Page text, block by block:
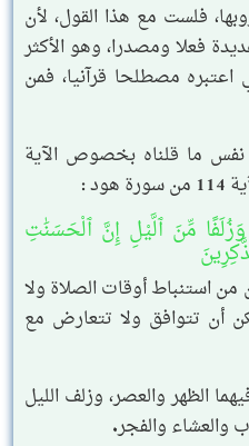
فلست مع هذا القول، لأن
فعلا ومصدرا، وهو الأكثر
مصطلحا قرآنيا، فمن
نفس ما قلناه بخصوص الآية
:
مِّنَ ٱلَّيْلِ إِنَّ ٱلْحَسَنَٰتِ
من استنباط أوقات الصلاة ولا
أن تتوافق ولا تتعارض مع
الظهر والعصر، وزلف الليل
والعشاء والفجر.